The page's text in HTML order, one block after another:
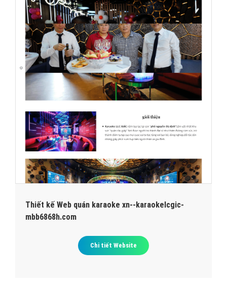
Thiết kế Web quán karaoke xn--karaokelcgic-
mbb6868h.com
Chi tiết Website